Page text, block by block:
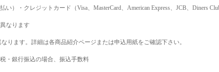
い）・クレジットカード（Visa、 MasterCard、 American Express、 JCB、 Diners
なります
ります。詳細は各商品紹介ページまたは申込用紙をご確認下さい。
・銀行振込の場合、振込手数料